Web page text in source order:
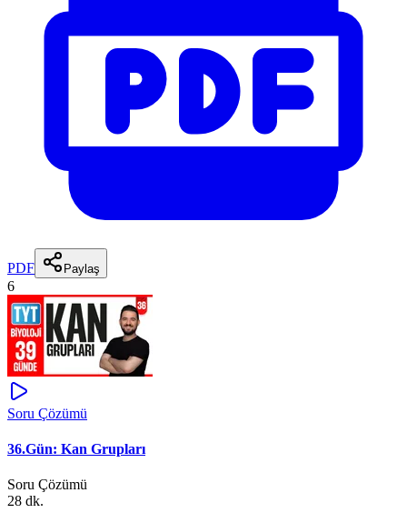
PDF Paylaş
6
Soru Çözümü
36.Gün: Kan Grupları
Soru Çözümü
28 dk.